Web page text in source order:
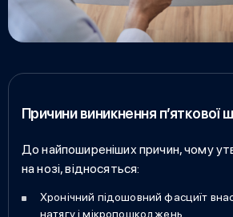
Причини виникнення п’яткової
До найпоширеніших причин, чому
на нозі, відносяться:
Хронічний підошовний фасциїт
натягу і мікропошкоджень